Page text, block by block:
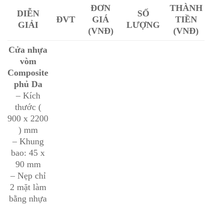
DIỄN
GIẢI
ĐVT
ĐƠN
GIÁ
(VNĐ)
SỐ
LƯỢNG
THÀNH
TIỀN
(VNĐ)
Cửa nhựa
vòm
Composite
phủ Da
– Kích
thước (
900 x 2200
) mm
– Khung
bao: 45 x
90 mm
– Nẹp chỉ
2 mặt làm
bằng nhựa